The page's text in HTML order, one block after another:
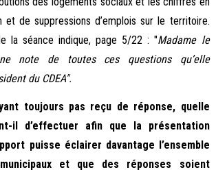
de suppressions d’emplois sur le territoire.
la séance indique, page 5/22 : "Madame le
note de toutes ces questions qu’elle
du CDEA".
toujours pas reçu de réponse, quelle
il d’effectuer afin que la présentation
puisse éclairer davantage l’ensemble
et que des réponses soient